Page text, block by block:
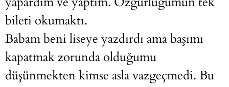
bileti okumaktı.
Babam beni liseye yazdırdı ama başımı
kapatmak zorunda olduğumu
düşünmekten kimse asla vazgeçmedi. Bu